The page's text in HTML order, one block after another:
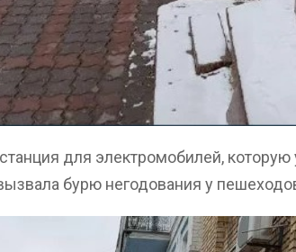
для электромобилей,
бурю негодования у